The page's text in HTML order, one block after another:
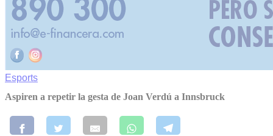
Esports
Aspiren a repetir la gesta de Joan Verdú a Innsbruck